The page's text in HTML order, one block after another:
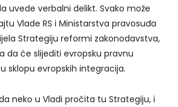
uvede verbalni delikt. Svako može
Vlade RS i Ministarstva pravosuđa
Strategiju reformi zakonodavstva,
da će slijediti evropsku pravnu
sklopu evropskih integracija.
neko u Vladi pročita tu Strategiju, i